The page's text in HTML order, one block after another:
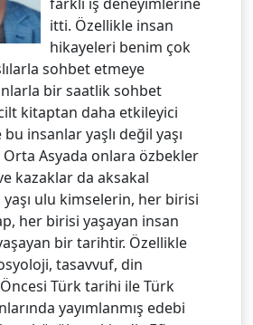
itti. Özellikle insan
hikayeleri benim çok
sohbet etmeye
bir saatlik sohbet
kitaptan daha etkileyici
insanlar yaşlı değil yaşı
Asyada onlara özbekler
kazaklar da aksakal
ulu kimselerin, her birisi
her birisi yaşayan insan
bir tarihtir. Özellikle
tasavvuf, din
Türk tarihi ile Türk
yayımlanmış edebi